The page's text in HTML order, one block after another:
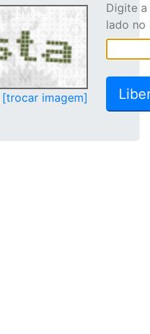
[trocar imagem]
Digite
lado no